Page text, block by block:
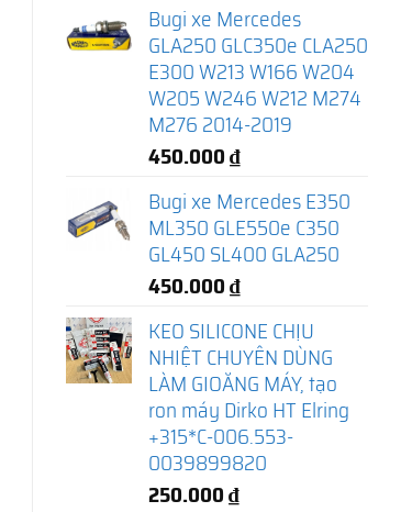
Bugi xe Mercedes
GLA250 GLC350e CLA250
E300 W213 W166 W204
W205 W246 W212 M274
M276 2014-2019
450.000₫
Bugi xe Mercedes E350
ML350 GLE550e C350
GL450 SL400 GLA250
450.000₫
KEO SILICONE CHỊU
NHIỆT CHUYÊN DÙNG
LÀM GIOĂNG MÁY, tạo
ron máy Dirko HT Elring
+315*C-006.553-
0039899820
250.000₫